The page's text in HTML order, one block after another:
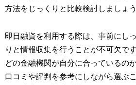
方法をじっくりと比較検討しましょう
即日融資を利用する際は、事前にし
りと情報収集を行うことが不可欠です
どの金融機関が自分に合っているのか
口コミや評判を参考にしながら選ぶ